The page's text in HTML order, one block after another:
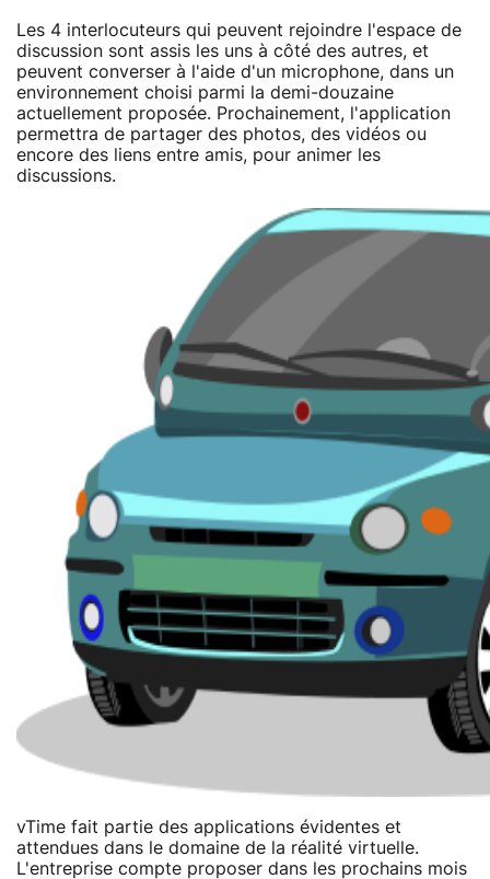
Les 4 interlocuteurs qui peuvent rejoindre l'espace de
discussion sont assis les uns à côté des autres, et
peuvent converser à l'aide d'un microphone, dans un
environnement choisi parmi la demi-douzaine
actuellement proposée. Prochainement, l'application
permettra de partager des photos, des vidéos ou
encore des liens entre amis, pour animer les
discussions.
vTime fait partie des applications évidentes et
attendues dans le domaine de la réalité virtuelle.
L'entreprise compte proposer dans les prochains mois